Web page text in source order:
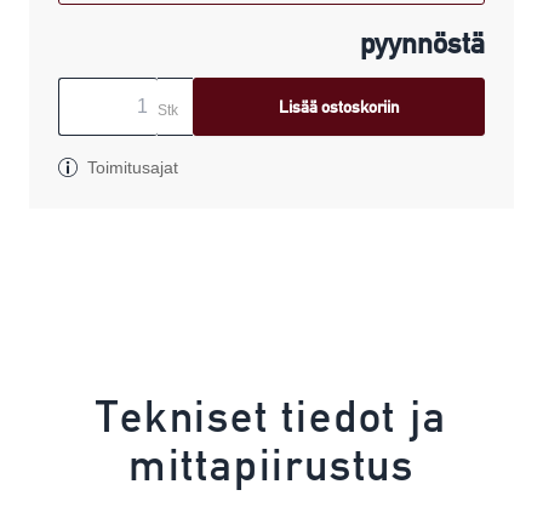
pyynnöstä
Stk Lisää ostoskoriin
Toimitusajat
Tekniset tiedot ja
mittapiirustus